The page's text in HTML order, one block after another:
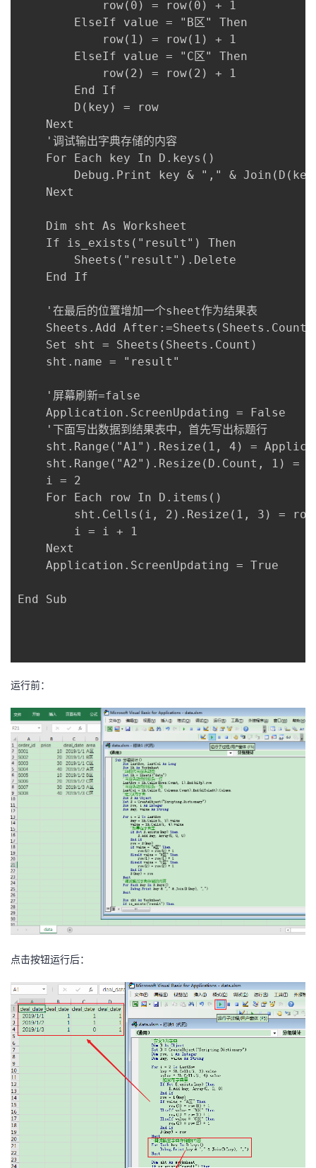
            row(0) = row(0) + 1
        ElseIf value = "B区" Then
            row(1) = row(1) + 1
        ElseIf value = "C区" Then
            row(2) = row(2) + 1
        End If
        D(key) = row
    Next
    '调试输出字典存储的内容
    For Each key In D.keys()
Debug.Print key & "," &
    Next
    Dim sht As Worksheet
    If is_exists("result") Then
        Sheets("result").Delete
    End If
    '在最后的位置增加一个sheet作为结果表
    Sheets.Add After:=Sheets(Sheets.Count)
    Set sht = Sheets(Sheets.Count)
    sht.name = "result"
    '屏幕刷新=false
    Application.ScreenUpdating = False
    '下面写出数据到结果表中，首先写出标题行
sht.Range("A1").Resize(1, 4) =
sht.Range("A2").Resize(D.Count, 1) =
    i = 2
    For Each row In D.items()
        sht.Cells(i, 2).Resize(1, 3) = row
        i = i + 1
    Next
    Application.ScreenUpdating = True
End Sub
运行前：
点击按钮运行后：